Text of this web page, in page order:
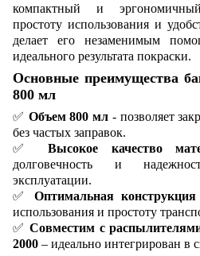
компактный и
простоту использования и
делает его незаменимым
идеального результата покраски.
Основные преимущества
800 мл
✅ Объем 800 мл - позволяет
без частых заправок.
✅ Высокое качество
долговечность и
эксплуатации.
✅ Оптимальная конструкция
использования и простоту
✅Совместим с
2000 – идеально интегрирован в